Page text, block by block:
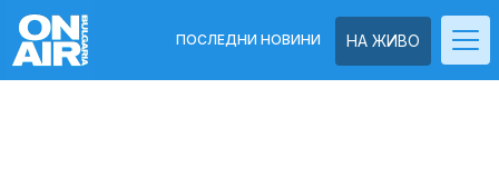
НА ЖИВО
ПОСЛЕДНИ НОВИНИ